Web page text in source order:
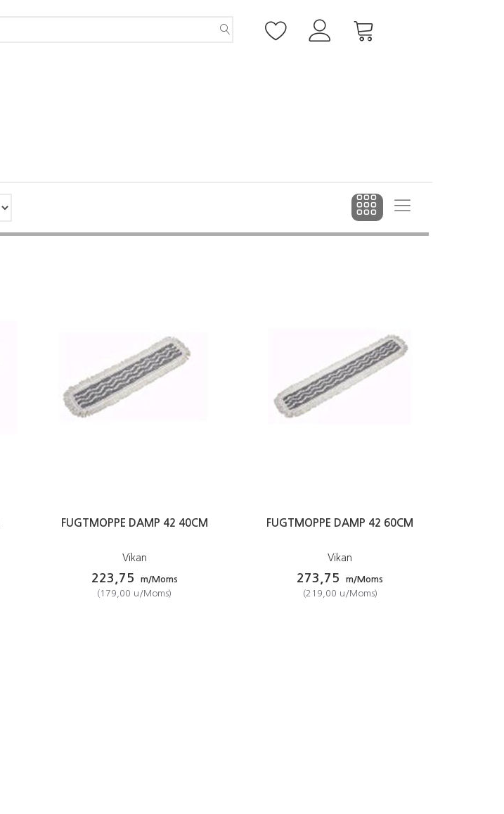
FUGTMOPPE DAMP 42 40CM
Vikan
223,75
m/Moms
(179,00 u/Moms)
FUGTMOPPE DAMP 42 60CM
Vikan
273,75
m/Moms
(219,00 u/Moms)